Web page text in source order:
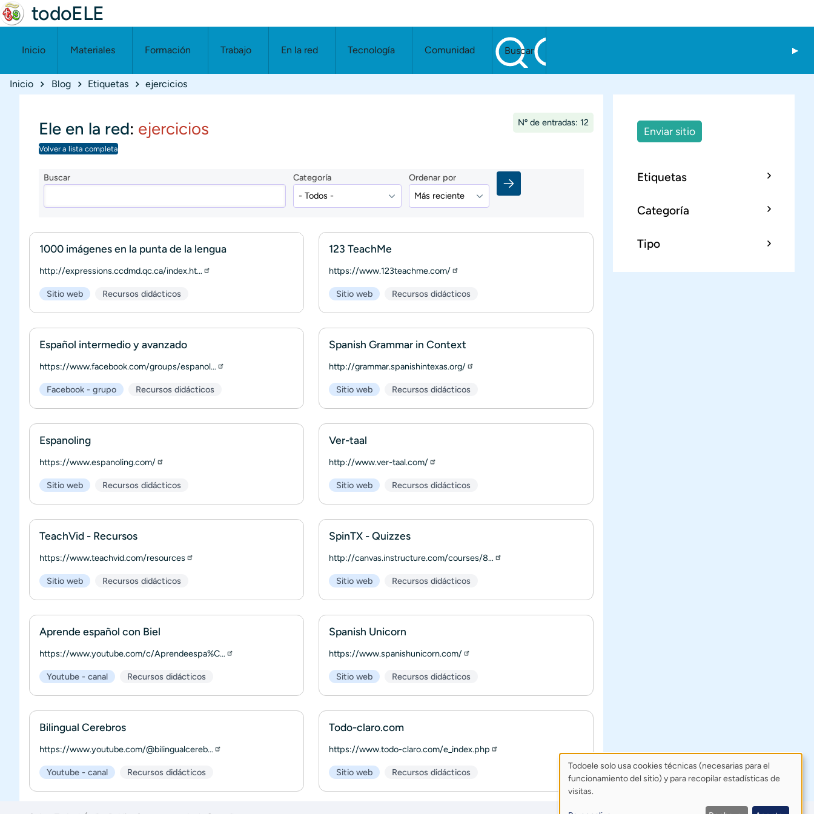
todoELE
Inicio Materiales Formación Trabajo En la red Tecnología Comunidad Buscar
Ruta de navegación
Inicio Blog Etiquetas ejercicios
Ele en la red: ejercicios Nº de entradas: 12
Volver a lista completa
Buscar Categoría Ordenar por
1000 imágenes en la punta de la lengua
http://expressions.ccdmd.qc.ca/index.ht…
Sitio web Recursos didácticos
123 TeachMe
https://www.123teachme.com/
Sitio web Recursos didácticos
Español intermedio y avanzado
https://www.facebook.com/groups/espanol…
Facebook - grupo Recursos didácticos
Spanish Grammar in Context
http://grammar.spanishintexas.org/
Sitio web Recursos didácticos
Espanoling
https://www.espanoling.com/
Sitio web Recursos didácticos
Ver-taal
http://www.ver-taal.com/
Sitio web Recursos didácticos
TeachVid - Recursos
https://www.teachvid.com/resources
Sitio web Recursos didácticos
SpinTX - Quizzes
http://canvas.instructure.com/courses/8…
Sitio web Recursos didácticos
Aprende español con Biel
https://www.youtube.com/c/Aprendeespa%C…
Youtube - canal Recursos didácticos
Spanish Unicorn
https://www.spanishunicorn.com/
Sitio web Recursos didácticos
Bilingual Cerebros
https://www.youtube.com/@bilingualcereb…
Youtube - canal Recursos didácticos
Todo-claro.com
https://www.todo-claro.com/e_index.php
Sitio web Recursos didácticos
Enviar sitio
Etiquetas
Categoría
Tipo
Uso
de
Todoele solo usa cookies técnicas (necesarias para el
funcionamiento del sitio) y para recopilar estadísticas de
visitas.